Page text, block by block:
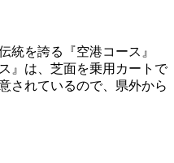
統を誇る『空港コース』
』は、芝面を乗用カートで
されているので、県外から